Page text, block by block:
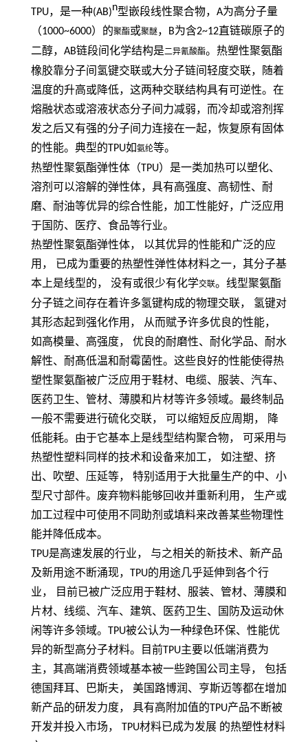
TPU，是一种(AB)n型嵌段线性聚合物， A为高分子量
（1000~6000）的聚酯或聚醚， B为含2~12 直链碳原子的
二醇， AB链段间化学结构是二异氰酸酯。热塑性聚氨酯
橡胶靠分子间氢键交联或大分子链间轻度交联，随着
温度的升高或降低，这两种交联结构具有可逆性。在
熔融状态或溶液状态分子间力减弱，而冷却或溶剂挥
发之后又有强的分子间力连接在一起，恢复原有固体
的性能。典型的TPU如氨纶等。
热塑性聚氨酯弹性体（TPU）是一类加热可以塑化、
溶剂可以溶解的弹性体，具有高强度、高韧性、耐
磨、耐油等优异的综合性能，加工性能好，广泛应用
于国防、医疗、食品等行业。
热塑性聚氨酯弹性体，
以其优异的性能和广泛的应
用，
已成为重要的热塑性弹性体材料之一，其分子基
本上是线型的，
没有或很少有化学交联。线型聚氨酯
分子链之间存在着许多氢键构成的物理交联，
氢键对
其形态起到强化作用，
从而赋予许多优良的性能，
如高模量、高强度，
优良的耐磨性、耐化学品、耐水
解性、耐髙低温和耐霉菌性。这些良好的性能使得热
塑性聚氨酯被广泛应用于鞋材、电缆、服装、汽车、
医药卫生、管材、薄膜和片材等许多领域。最终制品
一般不需要进行硫化交联，
可以缩短反应周期，
降
低能耗。由于它基本上是线型结构聚合物，
可采用与
热塑性塑料同样的技术和设备来加工，
如注塑、挤
出、吹塑、压延等，
特别适用于大批量生产的中、小
型尺寸部件。废弃物料能够回收并重新利用，
生产或
加工过程中可使用不同助剂或填料来改善某些物理性
能并降低成本。
TPU是高速发展的行业， 与之相关的新技术、新产品
及新用途不断涌现， TPU的用途几乎延伸到各个行
业， 目前已被广泛应用于鞋材、服装、管材、薄膜和
片材、线缆、汽车、建筑、医药卫生、国防及运动休
闲等许多领域。 TPU被公认为一种绿色环保、性能优
异的新型高分子材料。目前TPU主要以低端消费为
主，其高端消费领域基本被一些跨国公司主导， 包括
德国拜耳、巴斯夫， 美国路博润、亨斯迈等都在增加
新产品的研发力度， 具有高附加值的TPU产品不断被
开发并投入市场， TPU材料已成为发展 的热塑性材料